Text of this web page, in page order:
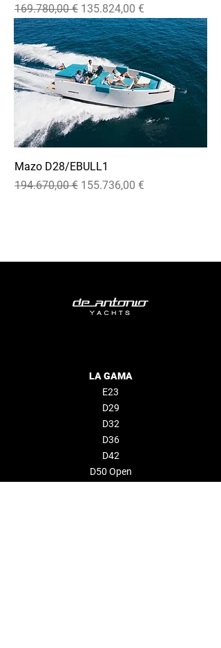
Precio
169.780,00 € Precio de oferta
135.824,00 €
Mazo D28/EBULL1
Precio
194.670,00 € Precio de oferta
155.736,00 €
LA GAMA
E23
D29
D32
D36
D42
D50 Open